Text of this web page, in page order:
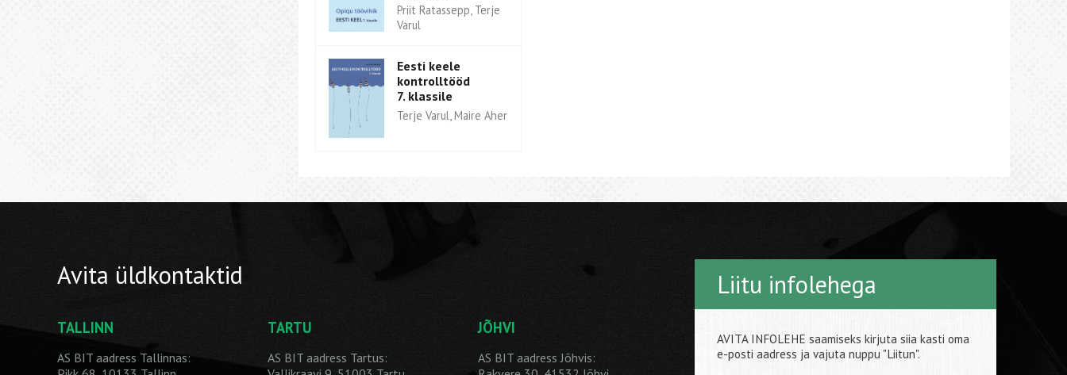
Priit Ratassepp, Terje
Varul
Eesti keele
kontrolltööd
7. klassile
Terje Varul, Maire Aher
Avita üldkontaktid
TALLINN
AS BIT aadress Tallinnas:
TARTU
AS BIT aadress Tartus:
JÕHVI
AS BIT aadress Jõhvis:
Liitu infolehega
AVITA INFOLEHE saamiseks kirjuta siia kasti oma
e-posti aadress ja vajuta nuppu "Liitun".